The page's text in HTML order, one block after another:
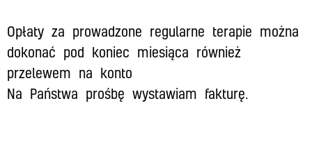
Opłaty za prowadzone regularne terapie można
dokonać pod koniec miesiąca również
przelewem na konto
Na Państwa prośbę wystawiam fakturę.